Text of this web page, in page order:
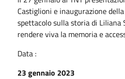
Castiglioni e inaugurazione
spettacolo sulla storia di Liliana
rendere viva la memoria e
Data :
23 gennaio 2023